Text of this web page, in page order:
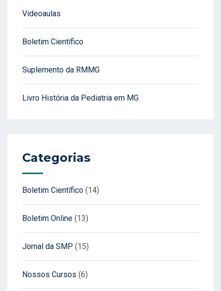
Videoaulas
Boletim Científico
Suplemento da RMMG
Livro História da Pediatria em MG
Categorias
Boletim Científico (14)
Boletim Online (13)
Jornal da SMP (15)
Nossos Cursos (6)